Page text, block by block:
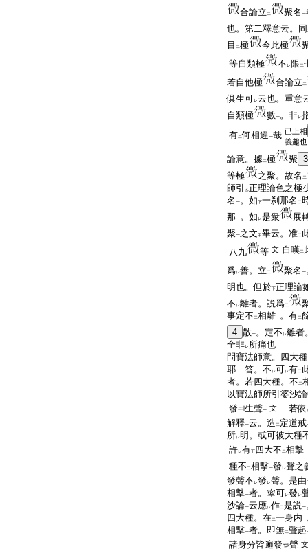
合論立 二 聚名 一
也。第二釋意云。同
目 二極 今此極
等自類極
不 レ限 二
若自他極
合論立 二
倶生可レ云也。重意
自類極
數一。非レ
有二何相違一哉 已上相
義趣也
論意。據二極 聚 3
等極
之聚。故名 二
師引 乙正理論色之極
名 一。如下一刹那名 二
那一。如 レ是衆
展
聚一之文甲畢云。准二
八九
等 文 自嘆二
爲レ善。立 二 聚名 一
明也。但於下正理論
不 レ離者。説爲二
事定不 二相離一。有二
4 散一。定不 レ離者
全非レ所痛也
問寶法師意。四大
耶 答。不 レ可レ有二
者。若四大種。不 二
以寶法師所引婆沙
發
生聲一 文 若依
解釋一云。造 二 定道戒
所レ明。或可彼大種
許レ有下四大不 二相撃一
種不 二相撃一發 レ聲之
發聲不 レ發 レ聲。是由
相撃一者。寧可レ發 レ
沙論一云應レ作二是説一
四大種。在二一身内一
相撃一者。即無二聲起
諸身分皆遍發 聲 文